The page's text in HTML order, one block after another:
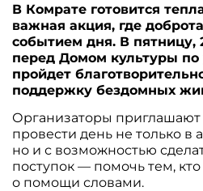
В Комрате готовится
важная акция, где
событием дня. В пятницу,
перед Домом культуры по
пройдет
поддержку бездомных
Организаторы приглашают
провести день не только в
но и с возможностью
поступок — помочь тем,
о помощи словами.